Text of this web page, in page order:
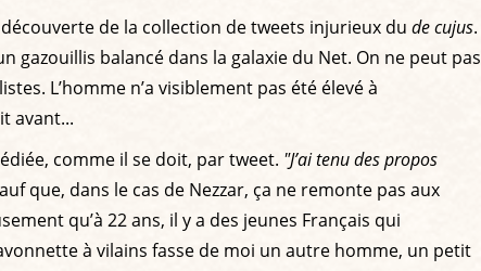
découverte de la collection de tweets injurieux du de cujus.
gazouillis balancé dans la galaxie du Net. On ne peut pas
L’homme n’a visiblement pas été élevé à
avant...
comme il se doit, par tweet. "J’ai tenu des propos
que, dans le cas de Nezzar, ça ne remonte pas aux
qu’à 22 ans, il y a des jeunes Français qui
à vilains fasse de moi un autre homme, un petit